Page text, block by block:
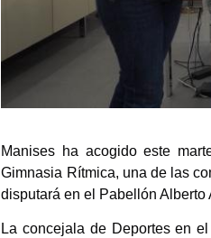
Manises ha acogido este
Gimnasia Rítmica, una de las
disputará en el Pabellón Alberto
La concejala de Deportes en